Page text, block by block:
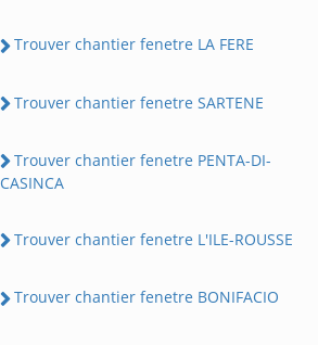
Trouver chantier fenetre LA FERE
Trouver chantier fenetre SARTENE
Trouver chantier fenetre PENTA-DI-
CASINCA
Trouver chantier fenetre L'ILE-ROUSSE
Trouver chantier fenetre BONIFACIO